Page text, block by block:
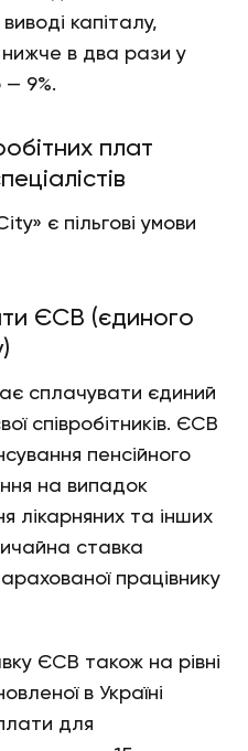
капіталу,
в два рази у
— 9%.
плат
є пільгові умови
ЄСВ (єдиного
сплачувати єдиний
співробітників. ЄСВ
пенсійного
на випадок
лікарняних та інших
ставка
працівнику
ЄСВ також на рівні
в Україні
для